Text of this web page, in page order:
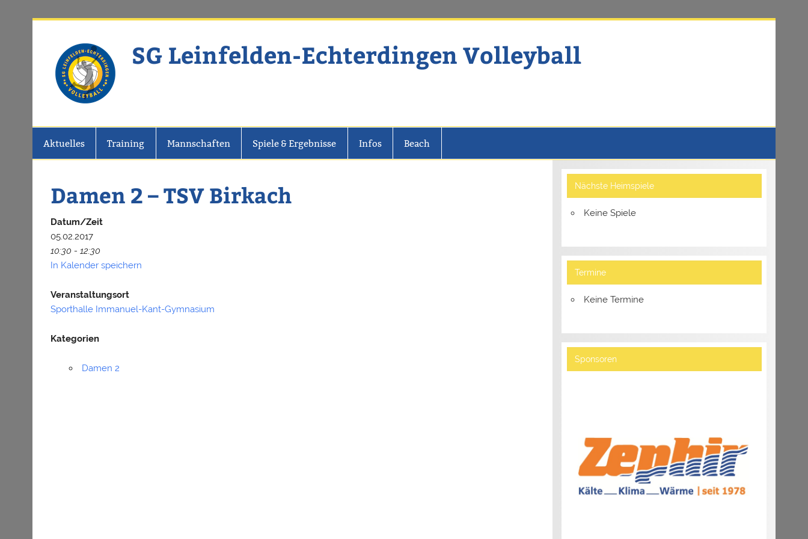
SG Leinfelden-Echterdingen Volleyball
Aktuelles Training Mannschaften Spiele & Ergebnisse Infos Beach
Damen 2 – TSV Birkach
Datum/Zeit
05.02.2017
10:30 - 12:30
In Kalender speichern
Veranstaltungsort
Sporthalle Immanuel-Kant-Gymnasium
Kategorien
Damen 2
Nächste Heimspiele
Keine Spiele
Termine
Keine Termine
Sponsoren